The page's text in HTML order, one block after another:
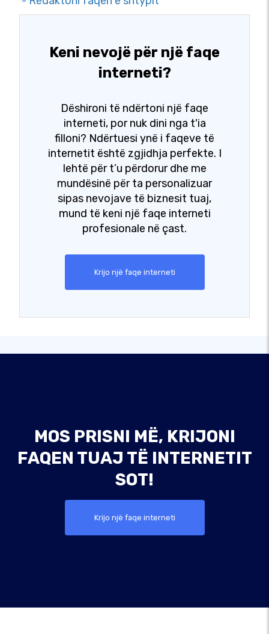
Keni nevojë për një faqe
interneti?
Dëshironi të ndërtoni një faqe
interneti, por nuk dini nga t'ia
filloni? Ndërtuesi ynë i faqeve të
internetit është zgjidhja perfekte. I
lehtë për t’u përdorur dhe me
mundësinë për ta personalizuar
sipas nevojave të biznesit tuaj,
mund të keni një faqe interneti
profesionale në çast.
Krijo një faqe interneti
MOS PRISNI MË, KRIJONI
FAQEN TUAJ TË INTERNETIT
SOT!
Krijo një faqe interneti